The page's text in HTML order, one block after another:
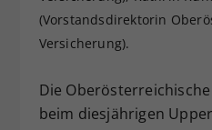
(Vorstandsdirektorin
Versicherung).
Die
beim diesjährigen
Zweck
Dieser Wert
historische
Webseiten-